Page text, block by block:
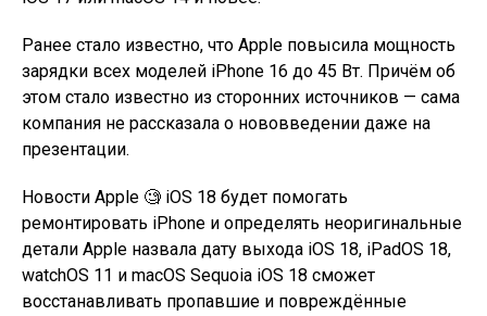
Ранее стало известно, что Apple повысила мощность
зарядки всех моделей iPhone 16 до 45 Вт. Причём об
этом стало известно из сторонних источников — сама
компания не рассказала о нововведении даже на
презентации.
Новости Apple 🧐 iOS 18 будет помогать
ремонтировать iPhone и определять неоригинальные
детали Apple назвала дату выхода iOS 18, iPadOS 18,
watchOS 11 и macOS Sequoia iOS 18 сможет
восстанавливать пропавшие и повреждённые